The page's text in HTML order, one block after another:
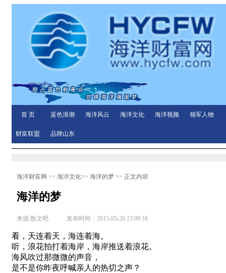
首 页 蓝色浪潮 海洋风云 海洋文化 海洋视频 领军人物
财富联盟 品牌山东
海洋财富网 >> 海洋文化>> 海洋的梦 >> 正文内容
海洋的梦
来源:散文吧 发布时间：2015-05-20 23:09:16
看，天连着天，海连着海。
听，浪花拍打着海岸，海岸推送着浪花。
海风吹过那微微的声音，
是不是你昨夜呼喊亲人的热切之声？